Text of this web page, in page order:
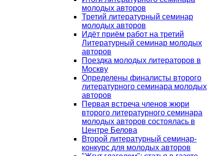
молодых авторов
Третий литературный семинар
молодых авторов
Идёт приём работ на третий
Литературный семинар молодых
авторов
Поездка молодых литераторов в
Москву
Определены финалисты второго
литературного семинара молодых
авторов
Первая встреча членов жюри
второго литературного семинара
молодых авторов состоялась в
Центре Белова
Второй литературный семинар-
конкурс для молодых авторов